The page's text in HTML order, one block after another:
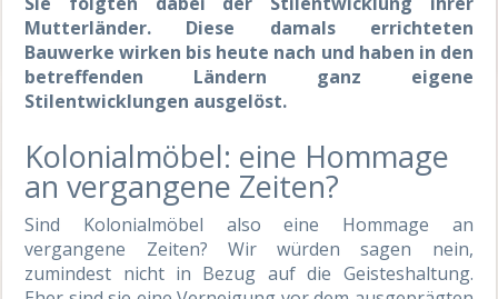
Mutterländer. Diese damals errichteten
Bauwerke wirken bis heute nach und haben in den
betreffenden Ländern ganz eigene
Stilentwicklungen ausgelöst.
Kolonialmöbel: eine Hommage
an vergangene Zeiten?
Sind Kolonialmöbel also eine Hommage an
vergangene Zeiten? Wir würden sagen nein,
zumindest nicht in Bezug auf die Geisteshaltung.